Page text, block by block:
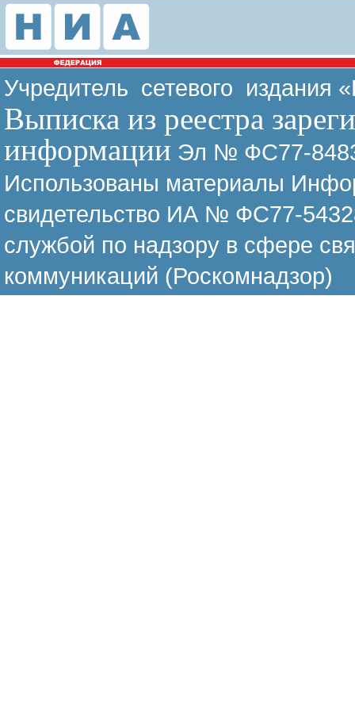
Учредитель сетевого издания
Выписка из реестра
информации Эл № ФС77-
Использованы материалы
свидетельство ИА № ФС77-
службой по надзору в сфере
коммуникаций (Роскомнадзор)